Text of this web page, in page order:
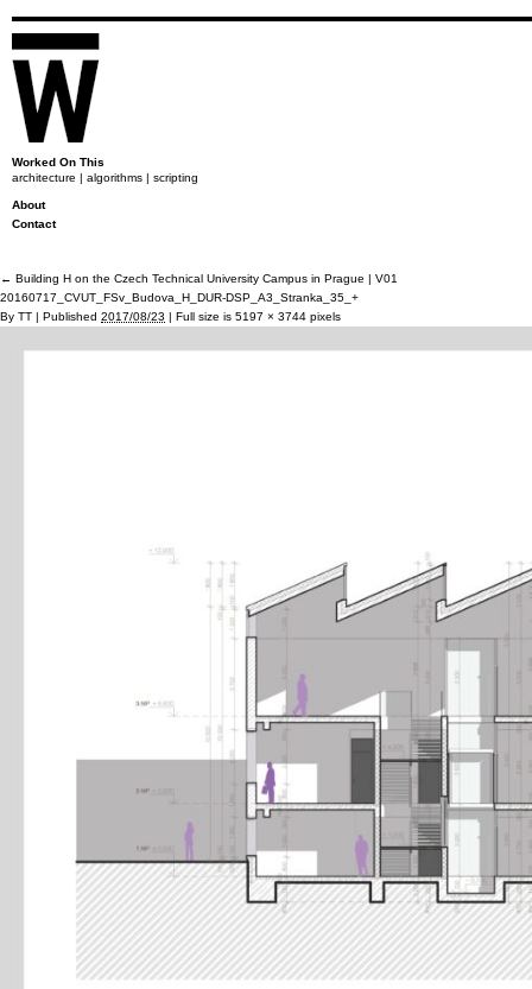
Worked On This
architecture | algorithms | scripting
About
Contact
← Building H on the Czech Technical University Campus in Prague | V01
20160717_CVUT_FSv_Budova_H_DUR-DSP_A3_Stranka_35_+
By TT | Published 2017/08/23 | Full size is 5197 × 3744 pixels